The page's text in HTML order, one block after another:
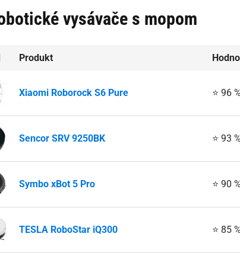
vysávače s mopom
Produkt
Xiaomi Roborock S6 Pure ⭐ 96 %
Sencor SRV 9250BK ⭐ 93 %
Symbo xBot 5 Pro ⭐ 90 %
TESLA RoboStar iQ300 ⭐ 85 %